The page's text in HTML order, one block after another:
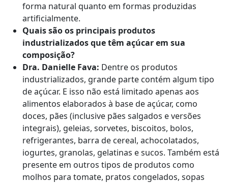
forma natural quanto em formas produzidas
artificialmente.
Quais são os principais produtos
industrializados que têm açúcar em sua
composição?
Dra. Danielle Fava: Dentre os produtos
industrializados, grande parte contém algum tipo
de açúcar. E isso não está limitado apenas aos
alimentos elaborados à base de açúcar, como
doces, pães (inclusive pães salgados e versões
integrais), geleias, sorvetes, biscoitos, bolos,
refrigerantes, barra de cereal, achocolatados,
iogurtes, granolas, gelatinas e sucos. Também está
presente em outros tipos de produtos como
molhos para tomate, pratos congelados, sopas